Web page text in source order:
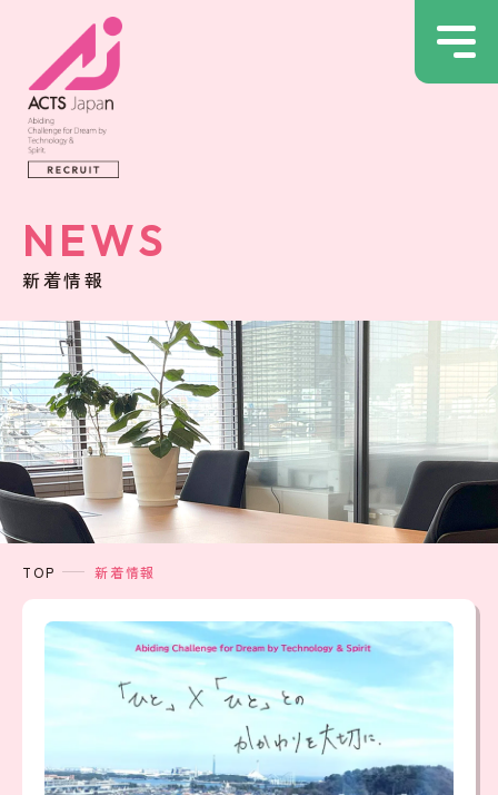
NEWS
新着情報
TOP 新着情報